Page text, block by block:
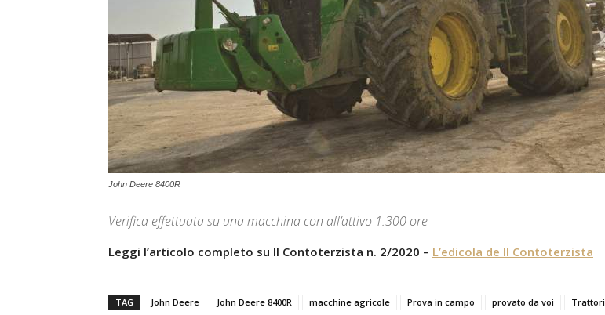
John Deere 8400R
Verifica effettuata su una macchina con all’attivo 1.300 ore
Leggi l’articolo completo su Il Contoterzista n. 2/2020 – L’edicola de Il Contoterzista
TAG John Deere John Deere 8400R macchine agricole Prova in campo provato da voi Trattori